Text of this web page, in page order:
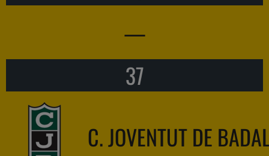
—
37
C. JOVENTUT DE